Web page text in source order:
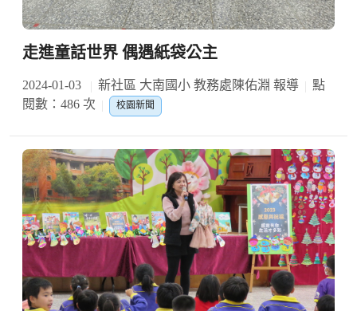
走進童話世界 偶遇紙袋公主
2024-01-03 新社區 大南國小 教務處陳佑淵 報導
點
閱數：486 次
校園新聞